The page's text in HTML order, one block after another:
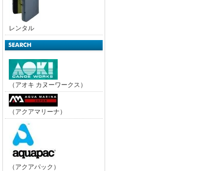
レンタル
（アオキ カヌーワークス）
（アクアマリーナ）
（アクアパック）